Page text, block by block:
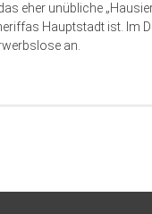
eher unübliche
Hauptstadt ist. Im
an.